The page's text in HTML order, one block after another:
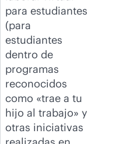
para estudiantes
(para
estudiantes
dentro de
programas
reconocidos
como «trae a tu
hijo al trabajo» y
otras iniciativas